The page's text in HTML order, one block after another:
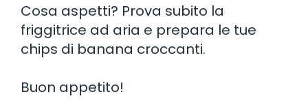
Cosa aspetti? Prova subito la
friggitrice ad aria e prepara le tue
chips di banana croccanti.
Buon appetito!